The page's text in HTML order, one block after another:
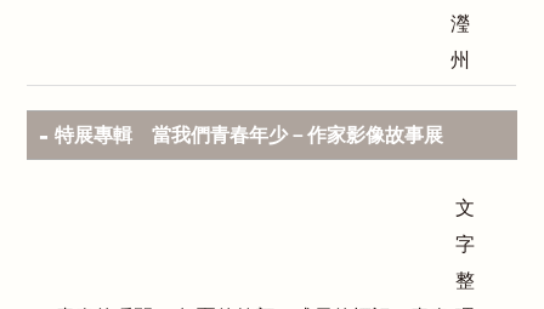
瀅
州
特展專輯 當我們青春年少－作家影像故事展
文
字
整